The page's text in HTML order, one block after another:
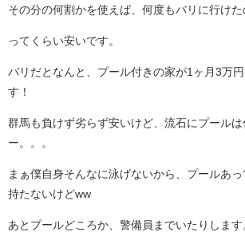
その分の何割かを使えば、何度もバリに行けた
ってくらい安いです。
バリだとなんと、プール付きの家が1ヶ月3万
す！
群馬も負けず劣らず安いけど、流石にプール
ー。。。
まぁ僕自身そんなに泳げないから、プールあ
持たないけどww
あとプールどころか、警備員までいたりします